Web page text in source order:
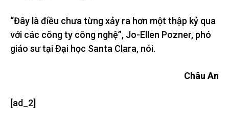
“Đây là điều chưa từng xảy ra hơn một thập kỷ qua
với các công ty công nghệ”, Jo-Ellen Pozner, phó
giáo sư tại Đại học Santa Clara, nói.
Châu An
[ad_2]